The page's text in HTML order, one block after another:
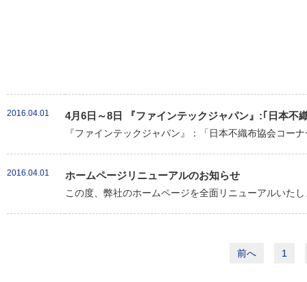
2016.04.01 4月6日～8日 『ファインテックジャパン』:｢日本不
『ファインテックジャパン』：「日本不織布協会コー
2016.04.01 ホームページリニューアルのお知らせ
この度、弊社のホームページを全面リニューアルいた
前へ 1